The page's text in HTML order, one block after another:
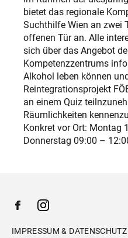
bietet das regionale
Suchthilfe Wien an zwei
offenen Tür an. Alle
sich über das Angebot
Kompetenzzentrums
Alkohol leben können
Reintegrationsprojekt
an einem Quiz
Räumlichkeiten
Konkret vor Ort: Montag
Donnerstag 09:00 –
IMPRESSUM & DATENSCHUTZ